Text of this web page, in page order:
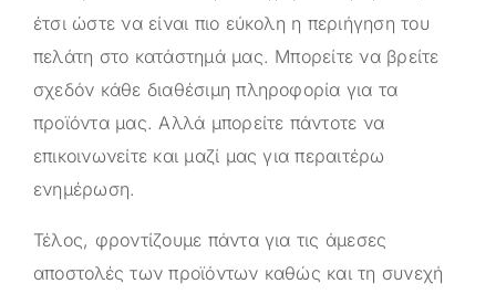
έτσι ώστε να είναι πιο εύκολη η περιήγηση του
πελάτη στο κατάστημά μας. Μπορείτε να βρείτε
σχεδόν κάθε διαθέσιμη πληροφορία για τα
προϊόντα μας. Αλλά μπορείτε πάντοτε να
επικοινωνείτε και μαζί μας για περαιτέρω
ενημέρωση.
Τέλος, φροντίζουμε πάντα για τις άμεσες
αποστολές των προϊόντων καθώς και τη συνεχή